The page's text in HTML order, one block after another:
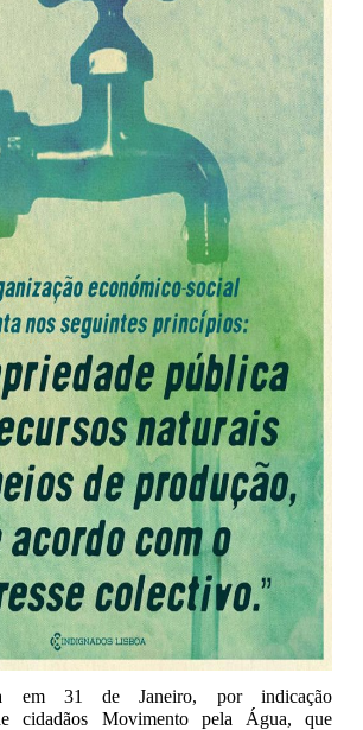
em 31 de Janeiro, por indicação
cidadãos Movimento pela Água, que